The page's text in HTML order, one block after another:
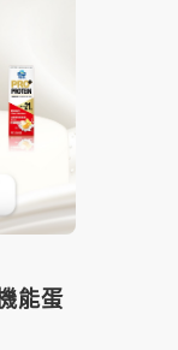
能蛋